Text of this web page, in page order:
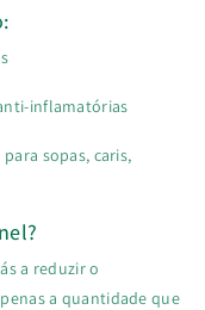
inflamatórias
sopas, caris,
a reduzir o
a quantidade que